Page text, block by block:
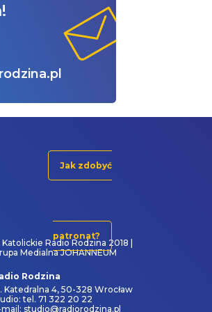
Jak zdobyć
patronat?
Radio Rodzina 2018 |
Medialna JOHANNEUM
Rodzina
Katedralna 4, 50-328 Wrocław
tel. 71 322 20 22
studio@radiorodzina.pl